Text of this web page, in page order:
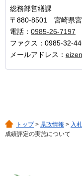
総務部営繕課
〒880-8501 宮崎県
電話： 0985-26-7197
ファクス：0985-32-
メールアドレス：
トップ> 県政情報 > 入
成績評定の実施について